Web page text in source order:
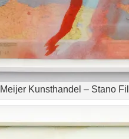
Meijer Kunsthandel – Stano